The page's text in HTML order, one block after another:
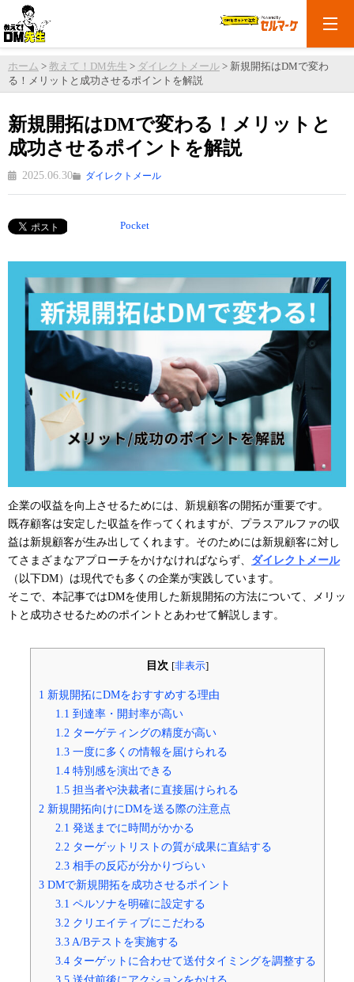
ホーム > 教えて！DM先生 > ダイレクトメール > 新規開拓はDMで変わ
る！メリットと成功させるポイントを解説
新規開拓はDMで変わる！メリットと
成功させるポイントを解説
2025.06.30 ダイレクトメール
Pocket
企業の収益を向上させるためには、新規顧客の開拓が重要です。
既存顧客は安定した収益を作ってくれますが、プラスアルファの収
益は新規顧客が生み出してくれます。そのためには新規顧客に対し
てさまざまなアプローチをかけなければならず、 ダイレクトメール
（以下DM）は現代でも多くの企業が実践しています。
そこで、本記事ではDMを使用した新規開拓の方法について、メリッ
トと成功させるためのポイントとあわせて解説します。
目次 [非表示]
1 新規開拓にDMをおすすめする理由
1.1 到達率・開封率が高い
1.2 ターゲティングの精度が高い
1.3一度に多くの情報を届けられる
1.4特別感を演出できる
1.5担当者や決裁者に直接届けられる
2 新規開拓向けにDMを送る際の注意点
2.1 発送までに時間がかかる
2.2 ターゲットリストの質が成果に直結する
2.3相手の反応が分かりづらい
3DMで新規開拓を成功させるポイント
3.1 ペルソナを明確に設定する
3.2 クリエイティブにこだわる
3.3A/Bテストを実施する
3.4ターゲットに合わせて送付タイミングを調整する